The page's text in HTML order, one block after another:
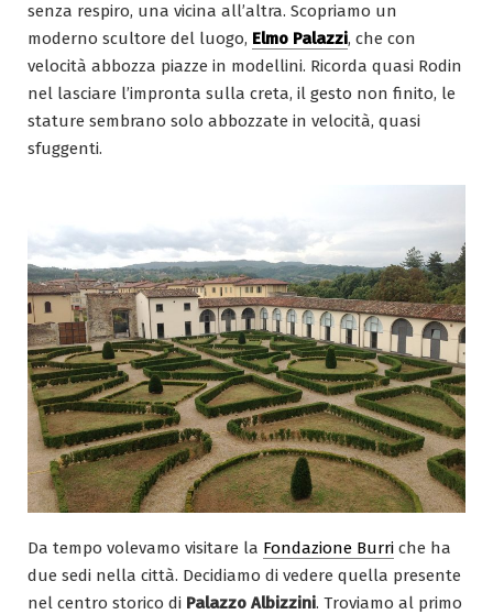
senza respiro, una vicina all’altra. Scopriamo un
moderno scultore del luogo, Elmo Palazzi, che con
velocità abbozza piazze in modellini. Ricorda quasi Rodin
nel lasciare l’impronta sulla creta, il gesto non finito, le
stature sembrano solo abbozzate in velocità, quasi
sfuggenti.
Da tempo volevamo visitare la Fondazione Burri che ha
due sedi nella città. Decidiamo di vedere quella presente
nel centro storico di Palazzo Albizzini. Troviamo al primo